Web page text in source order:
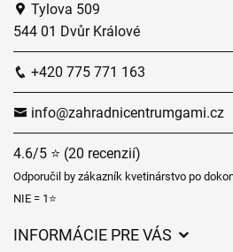
Tylova 509
544 01 Dvůr Králové
+420 775 771 163
info@zahradnicentrumgami.cz
4.6/5 ⭐ (20 recenzií)
Odporučil by zákazník kvetinárstvo po
NIE = 1⭐
INFORMÁCIE PRE VÁS